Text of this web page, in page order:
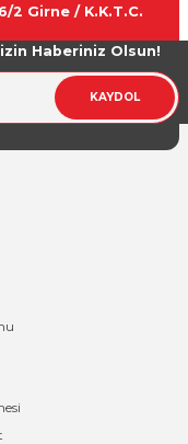
2 Girne / K.K.T.C.
Haberiniz Olsun!
KAYDOL